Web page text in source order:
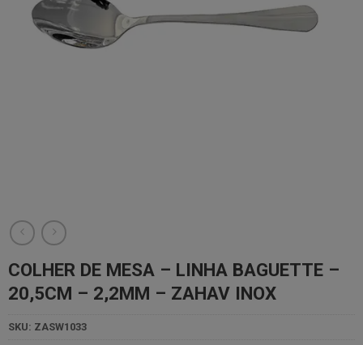
COLHER DE MESA – LINHA BAGUETTE –
20,5CM – 2,2MM – ZAHAV INOX
SKU: ZASW1033